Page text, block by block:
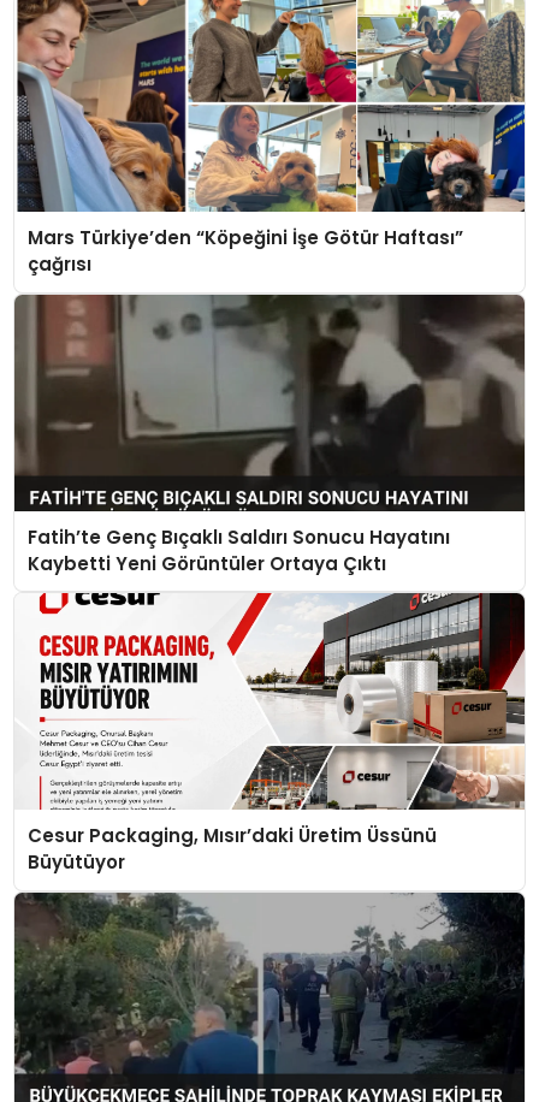
Mars Türkiye’den “Köpeğini İşe Götür Haftası”
çağrısı
Fatih’te Genç Bıçaklı Saldırı Sonucu Hayatını
Kaybetti Yeni Görüntüler Ortaya Çıktı
Cesur Packaging, Mısır’daki Üretim Üssünü
Büyütüyor